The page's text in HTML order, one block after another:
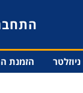
ניוזלטר הזמנת